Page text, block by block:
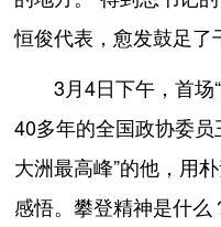
恒俊代表，愈发鼓足了
3月4日下午，首场“
40多年的全国政协委员
大洲最高峰”的他，用
感悟。攀登精神是什么